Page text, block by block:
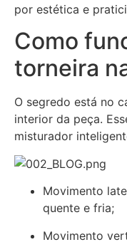
por estética e
Como
torneira
O segredo está no
interior da peça.
misturador
Movimento
quente e fria;
Movimento